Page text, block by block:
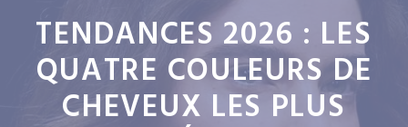
TENDANCES 2026 : LES
QUATRE COULEURS DE
CHEVEUX LES PLUS